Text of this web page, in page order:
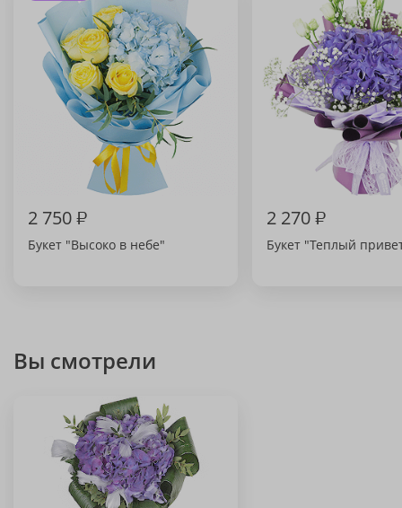
2 750₽
Букет "Высоко в небе"
2 270₽
Букет "Теплый
Вы смотрели